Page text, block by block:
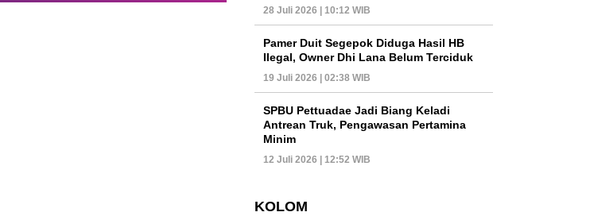
28 Juli 2026 | 10:12 WIB
Pamer Duit Segepok Diduga Hasil HB
Ilegal, Owner Dhi Lana Belum Terciduk
19 Juli 2026 | 02:38 WIB
SPBU Pettuadae Jadi Biang Keladi
Antrean Truk, Pengawasan Pertamina
Minim
12 Juli 2026 | 12:52 WIB
KOLOM